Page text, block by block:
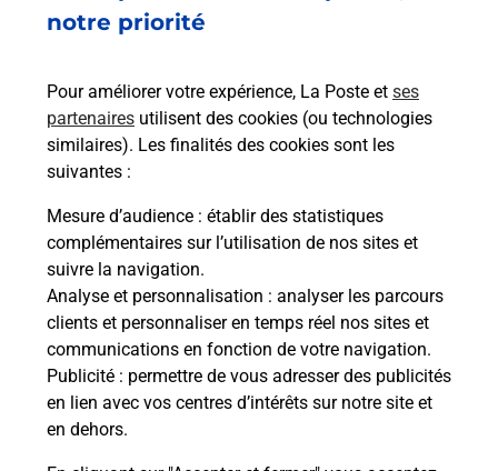
notre priorité
Pour améliorer votre expérience, La Poste et ses
partenaires utilisent des cookies (ou technologies
similaires). Les finalités des cookies sont les
suivantes :
Mesure d’audience : établir des statistiques
complémentaires sur l’utilisation de nos sites et
suivre la navigation.
Analyse et personnalisation : analyser les parcours
clients et personnaliser en temps réel nos sites et
communications en fonction de votre navigation.
Publicité : permettre de vous adresser des publicités
en lien avec vos centres d’intérêts sur notre site et
en dehors.
Boîte aux lettres La Poste
Place De La Victoire
34150 Gignac
Boîte aux lettres La Poste
Prochaine collecte du courrierlundià 09h00
Route De Pezenas
34150 Gignac
Le lien s'ouvre dans un nouvel onglet